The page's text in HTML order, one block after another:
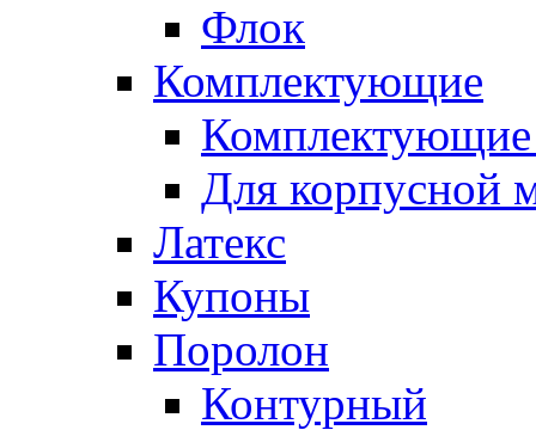
Флок
Комплектующие
Комплектующие
Для корпусной
Латекс
Купоны
Поролон
Контурный